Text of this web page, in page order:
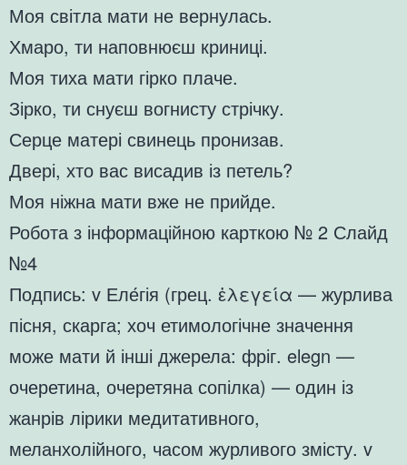
Моя світла мати не вернулась.
Хмаро, ти наповнюєш криниці.
Моя тиха мати гірко плаче.
Зірко, ти снуєш вогнисту стрічку.
Серце матері свинець пронизав.
Двері, хто вас висадив із петель?
Моя ніжна мати вже не прийде.
Робота з інформаційною карткою № 2 Слайд
№4
Подпись: v Еле́гія (грец. ἐλεγεία — журлива
пісня, скарга; хоч етимологічне значення
може мати й інші джерела: фріг. elegn —
очеретина, очеретяна сопілка) — один із
жанрів лірики медитативного,
меланхолійного, часом журливого змісту. v